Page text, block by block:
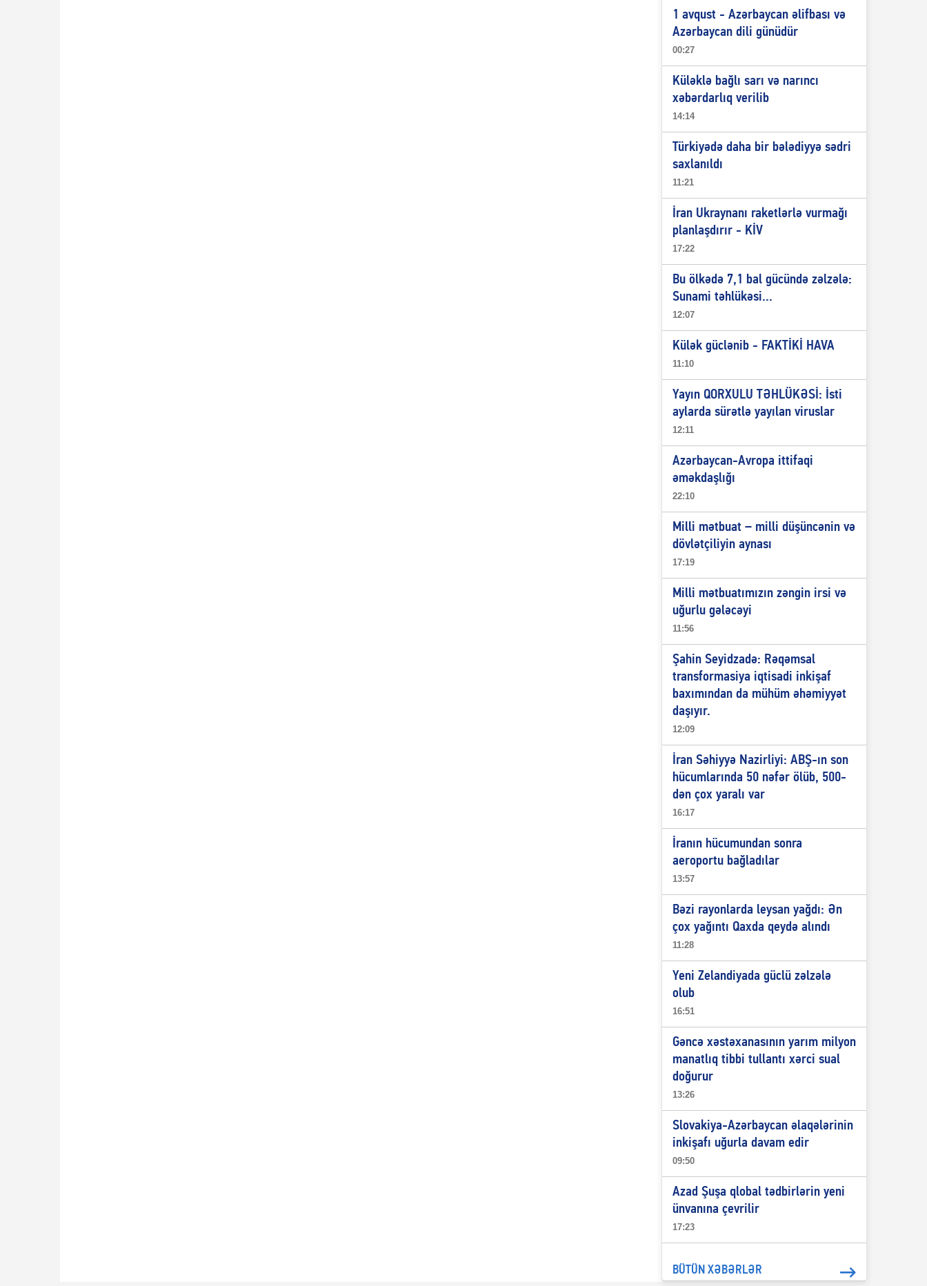
1 avqust - Azərbaycan əlifbası və
Azərbaycan dili günüdür
00:27
Küləklə bağlı sarı və narıncı
xəbərdarlıq verilib
14:14
Türkiyədə daha bir bələdiyyə sədri
saxlanıldı
11:21
İran Ukraynanı raketlərlə vurmağı
planlaşdırır - KİV
17:22
Bu ölkədə 7,1 bal gücündə zəlzələ:
Sunami təhlükəsi...
12:07
Külək güclənib - FAKTİKİ HAVA
11:10
Yayın QORXULU TƏHLÜKƏSİ: İsti
aylarda sürətlə yayılan viruslar
12:11
Azərbaycan-Avropa ittifaqi
əməkdaşlığı
22:10
Milli mətbuat – milli düşüncənin və
dövlətçiliyin aynası
17:19
Milli mətbuatımızın zəngin irsi və
uğurlu gələcəyi
11:56
Şahin Seyidzadə: Rəqəmsal
transformasiya iqtisadi inkişaf
baxımından da mühüm əhəmiyyət
daşıyır.
12:09
İran Səhiyyə Nazirliyi: ABŞ-ın son
hücumlarında 50 nəfər ölüb, 500-
dən çox yaralı var
16:17
İranın hücumundan sonra
aeroportu bağladılar
13:57
Bəzi rayonlarda leysan yağdı: Ən
çox yağıntı Qaxda qeydə alındı
11:28
Yeni Zelandiyada güclü zəlzələ
olub
16:51
Gəncə xəstəxanasının yarım milyon
manatlıq tibbi tullantı xərci sual
doğurur
13:26
Slovakiya-Azərbaycan əlaqələrinin
inkişafı uğurla davam edir
09:50
Azad Şuşa qlobal tədbirlərin yeni
ünvanına çevrilir
17:23
BÜTÜN XƏBƏRLƏR